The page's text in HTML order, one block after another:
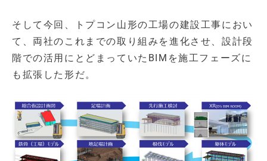
そして今回、トプコン山形の工場の建設工事におい
て、両社のこれまでの取り組みを進化させ、設計段
階での活用にとどまっていたBIMを施工フェーズに
も拡張した形だ。